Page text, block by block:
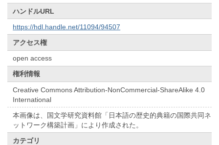
ハンドルURL
https://hdl.handle.net/11094/94507
アクセス権
open access
権利情報
Creative Commons Attribution-NonCommercial-ShareAlike 4.0
International
本画像は、国文学研究資料館「日本語の歴史的典籍の国際共同ネ
ットワーク構築計画」により作成された。
カテゴリ